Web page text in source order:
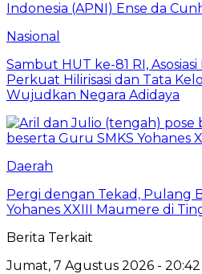
Nasional
Sambut HUT ke-81 RI,
Perkuat Hilirisasi dan Tata
Wujudkan Negara Adidaya
Daerah
Pergi dengan Tekad, Pulang
Yohanes XXIII Maumere di
Berita Terkait
Jumat, 7 Agustus 2026 -